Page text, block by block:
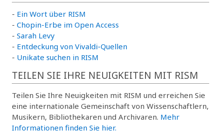
- Ein Wort über RISM
- Chopin-Erbe im Open Access
- Sarah Levy
- Entdeckung von Vivaldi-Quellen
- Unikate suchen in RISM
TEILEN SIE IHRE NEUIGKEITEN MIT RISM
Teilen Sie Ihre Neuigkeiten mit RISM und erreichen Sie
eine internationale Gemeinschaft von Wissenschaftlern,
Musikern, Bibliothekaren und Archivaren. Mehr
Informationen finden Sie hier.